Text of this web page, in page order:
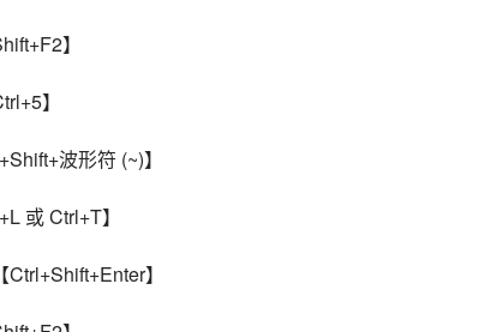
】
】
波形符 (~)】
或 Ctrl+T】
】